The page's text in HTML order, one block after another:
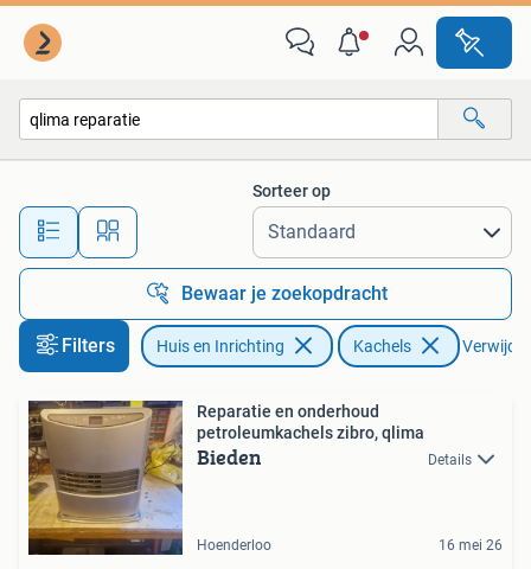
Alle afstanden…
Sorteer op
Bewaar je zoekopdracht
Filters Huis en Inrichting Kachels
Reparatie en onderhoud
petroleumkachels zibro, qlima
Bieden Details
Hoenderloo 16 mei 26